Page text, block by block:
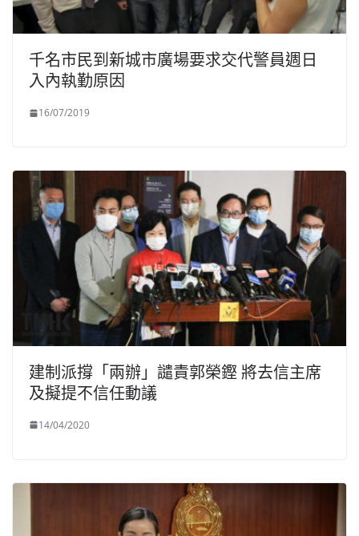
千名市民到新城市廣場要求交代警員週日
入內執勤原因
16/07/2019
建制派撐「兩辦」譴責郭榮鏗 將去信主席
及擬提不信任動議
14/04/2020